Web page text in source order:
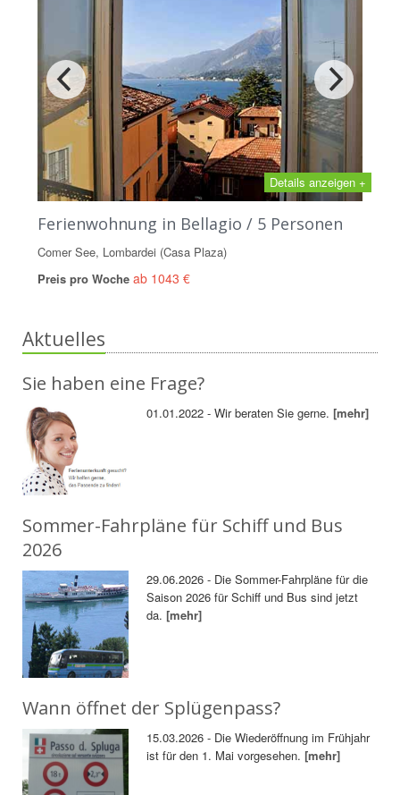
Details anzeigen +
Ferienwohnung in Bellagio / 5 Personen
Comer See, Lombardei (Casa Plaza)
Preis pro Woche ab 1043 €
Aktuelles
Sie haben eine Frage?
01.01.2022 - Wir beraten Sie gerne.[mehr]
Sommer-Fahrpläne für Schiff und Bus
2026
29.06.2026 - Die Sommer-Fahrpläne für die
Saison 2026 für Schiff und Bus sind jetzt
da.[mehr]
Wann öffnet der Splügenpass?
15.03.2026 - Die Wiederöffnung im Frühjahr
ist für den 1. Mai vorgesehen.[mehr]